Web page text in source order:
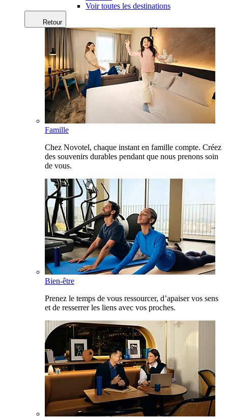
Voir toutes les destinations
Retour
Famille
Chez Novotel, chaque instant en famille compte. Créez
des souvenirs durables pendant que nous prenons soin
de vous.
Bien-être
Prenez le temps de vous ressourcer, d’apaiser vos sens
et de resserrer les liens avec vos proches.